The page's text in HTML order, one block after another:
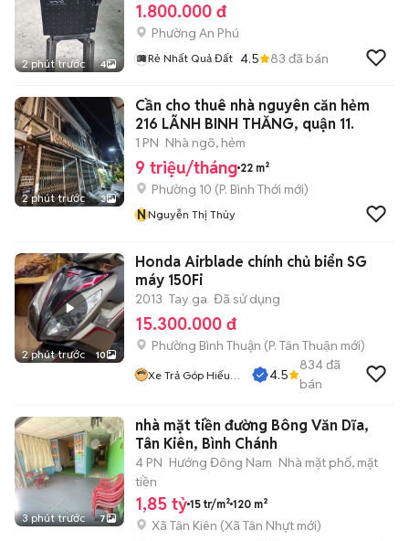
2 phút trước 4
1.800.000 đ
Phường An Phú
Rẻ Nhất Quả Đất 4.5 83 đã bán
2 phút trước 3
Cần cho thuê nhà nguyên căn hẻm
216 LÃNH BINH THĂNG, quận 11.
1 PN Nhà ngõ, hẻm
9 triệu/tháng 22 m²
Phường 10 (P. Bình Thới mới)
NNguyễn Thị Thủy
2 phút trước 10
Honda Airblade chính chủ biển SG
máy 150Fi
2013 Tay ga Đã sử dụng
15.300.000 đ
Phường Bình Thuận (P. Tân Thuận mới)
Xe Trả Góp Hiếu
4.5
834đã
bán
3 phút trước 7
nhà mặt tiền đường Bông Văn Dĩa,
Tân Kiên, Bình Chánh
4 PN Hướng Đông Nam Nhà mặt phố, mặt
tiền
1,85 tỷ 15 tr/m² 120 m²
Xã Tân Kiên (Xã Tân Nhựt mới)